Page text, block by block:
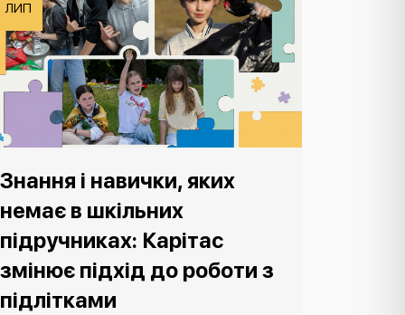
ЛИП
Знання і навички, яких
немає в шкільних
підручниках: Карітас
змінює підхід до роботи з
підлітками